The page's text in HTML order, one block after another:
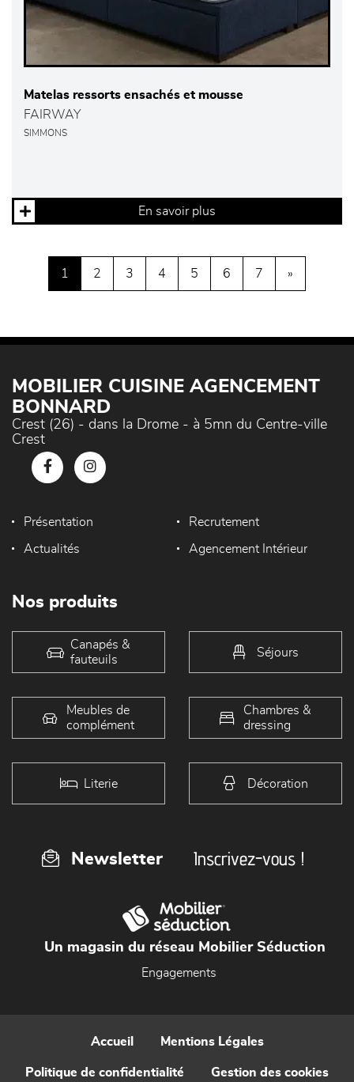
Matelas ressorts ensachés et mousse
FAIRWAY
SIMMONS
En savoir plus
1 2 3 4 5 6 7 »
MOBILIER CUISINE AGENCEMENT
BONNARD
Crest (26) - dans la Drome - à 5mn du Centre-ville
Crest
Présentation Recrutement
Actualités Agencement Intérieur
Nos produits
Canapés &
fauteuils
Séjours
Meubles de
complément
Chambres &
dressing
Literie Décoration
Newsletter Inscrivez-vous !
Un magasin du réseau Mobilier Séduction
Engagements
Accueil Mentions Légales
Politique de confidentialité Gestion des cookies